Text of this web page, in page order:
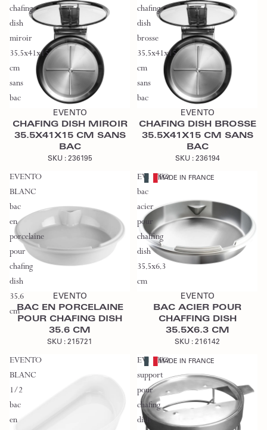
chafing
dish
miroir
35.5x41x15
cm
sans
bac
Ajouter au devis
EVENTO
CHAFING DISH MIROIR
35.5X41X15 CM SANS
BAC
SKU : 236195
chafing
dish
brosse
35.5x41x15
cm
sans
bac
Ajouter au devis
EVENTO
CHAFING DISH BROSSE
35.5X41X15 CM SANS
BAC
SKU : 236194
EVENTO
BLANC
bac
en
porcelaine
pour
chafing
dish
35.6
cm
Ajouter au devis
EVENTO
BAC EN PORCELAINE
POUR CHAFING DISH
35.6 CM
SKU : 215721
EVENTO
bac
acier
pour
chaffing
dish
35.5x6.3
cm
MADE IN FRANCE
EVENTO
BAC ACIER POUR
CHAFFING DISH
35.5X6.3 CM
SKU : 216142
EVENTO
BLANC
1/2
bac
en
EVENTO
support
pour
chafing
dish
MADE IN FRANCE